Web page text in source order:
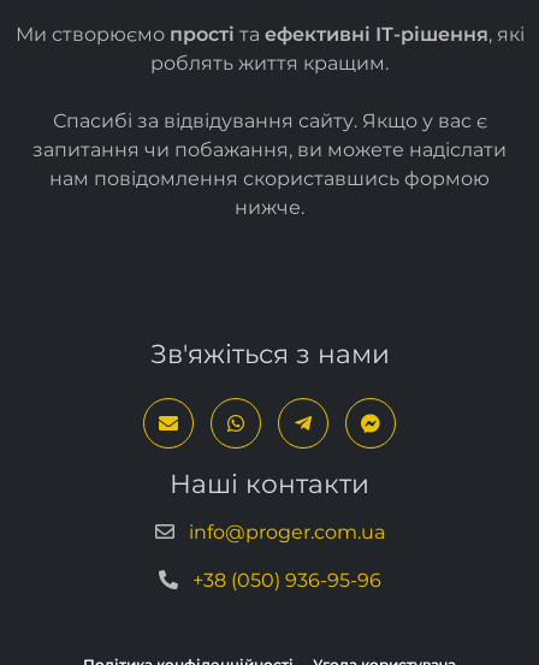
Ми створюємо прості та ефективні ІТ-рішення, які
роблять життя кращим.
Спасибі за відвідування сайту. Якщо у вас є
запитання чи побажання, ви можете надіслати
нам повідомлення скориставшись формою
нижче.
Зв'яжіться з нами
Наші контакти
info@proger.com.ua
+38 (050) 936-95-96